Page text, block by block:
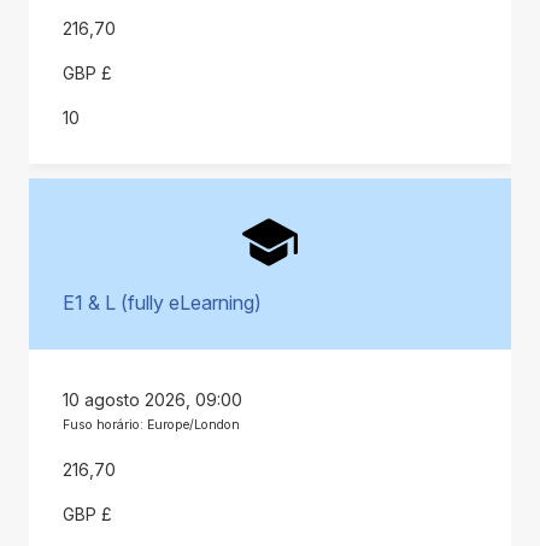
216,70
GBP £
10
E1 & L (fully eLearning)
10 agosto 2026, 09:00
Fuso horário: Europe/London
216,70
GBP £